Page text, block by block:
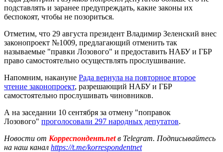
подставлять и заранее предупреждать, какие законы их
беспокоят, чтобы не позориться.
Отметим, что 29 августа президент Владимир Зеленский внес
законопроект №1009, предлагающий отменить так
называемые "правки Лозового" и предоставить НАБУ и ГБР
право самостоятельно осуществлять прослушивание.
Напомним, накануне Рада вернула на повторное второе
чтение законопроект, разрешающий НАБУ и ГБР
самостоятельно прослушивать чиновников.
А на заседании 10 сентября за отмену "поправок
Лозового" проголосовали 297 народных депутатов.
Новости от Корреспондент.netв Telegram. Подписывайтесь
на наш канал https://t.me/korrespondentnet